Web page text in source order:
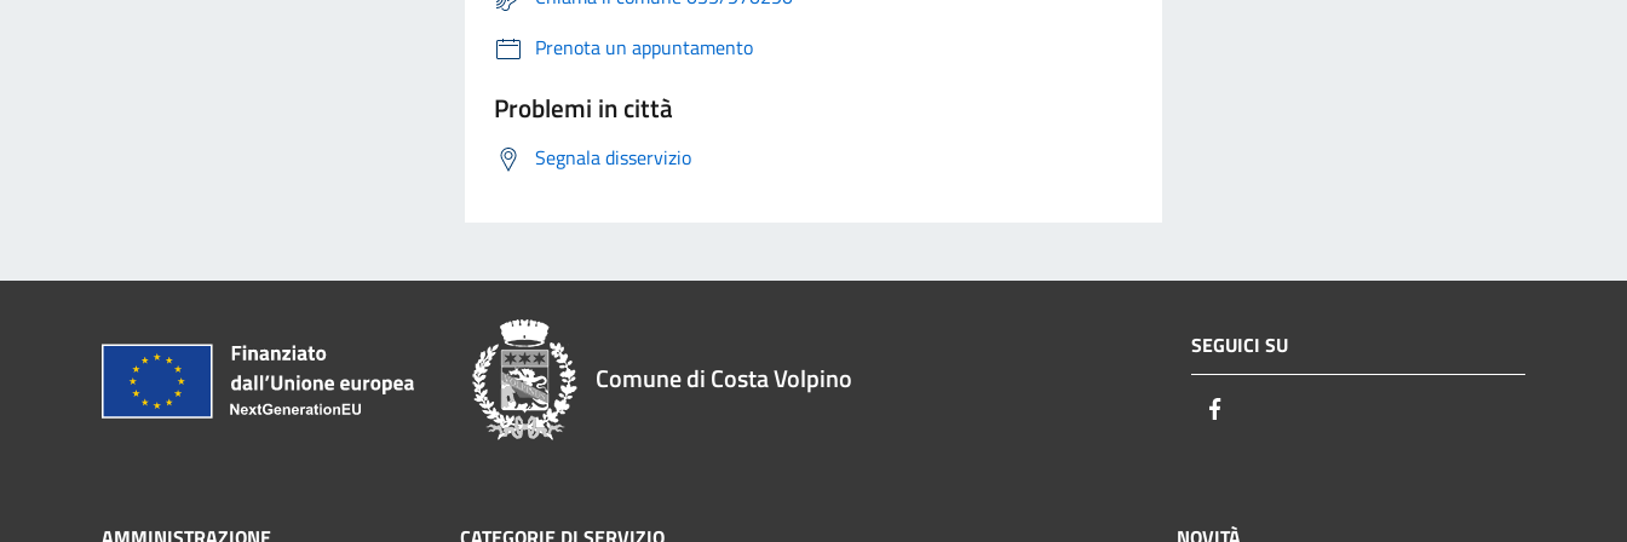
Prenota un appuntamento
Problemi in città
Segnala disservizio
Comune di Costa Volpino
SEGUICI SU